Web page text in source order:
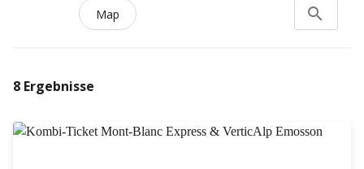
search
Search...
Map
8 Ergebnisse